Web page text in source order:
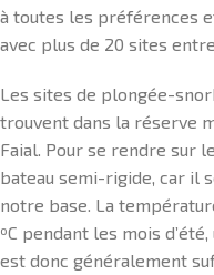
à toutes les préférences
avec plus de 20 sites
Les sites de plongée-
trouvent dans la réserve
Faial. Pour se rendre sur
bateau semi-rigide, car il
notre base. La
ºC pendant les mois
est donc généralement